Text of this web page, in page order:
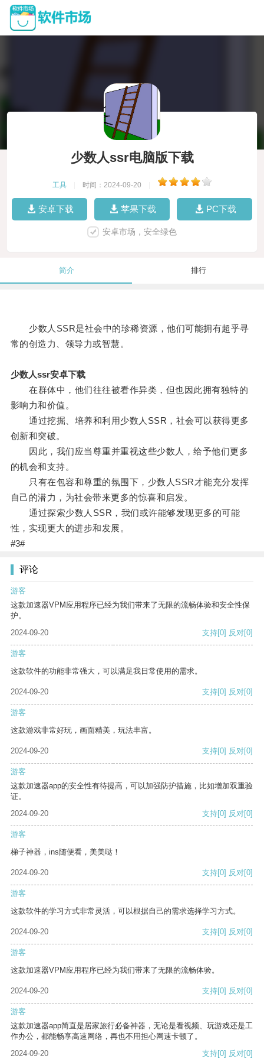
少数人ssr电脑版下载
工具 时间：2024-09-20
安卓下载 苹果下载 PC下载
安卓市场，安全绿色
简介 排行
少数人SSR是社会中的珍稀资源，他们可能拥有超乎寻
常的创造力、领导力或智慧。
少数人ssr安卓下载
在群体中，他们往往被看作异类，但也因此拥有独特的
影响力和价值。
通过挖掘、培养和利用少数人SSR，社会可以获得更多
创新和突破。
因此，我们应当尊重并重视这些少数人，给予他们更多
的机会和支持。
只有在包容和尊重的氛围下，少数人SSR才能充分发挥
自己的潜力，为社会带来更多的惊喜和启发。
通过探索少数人SSR，我们或许能够发现更多的可能
性，实现更大的进步和发展。
#3#
评论
游客
这款加速器VPM应用程序已经为我们带来了无限的流畅体验和安全性保
护。
2024-09-20
支持[0] 反对[0]
游客
这款软件的功能非常强大，可以满足我日常使用的需求。
2024-09-20 支持[0] 反对[0]
游客
这款游戏非常好玩，画面精美，玩法丰富。
2024-09-20 支持[0] 反对[0]
游客
这款加速器app的安全性有待提高，可以加强防护措施，比如增加双重验
证。
2024-09-20
支持[0] 反对[0]
游客
梯子神器，ins随便看，美美哒！
2024-09-20 支持[0] 反对[0]
游客
这款软件的学习方式非常灵活，可以根据自己的需求选择学习方式。
2024-09-20 支持[0] 反对[0]
游客
这款加速器VPM应用程序已经为我们带来了无限的流畅体验。
2024-09-20 支持[0] 反对[0]
游客
这款加速器app简直是居家旅行必备神器，无论是看视频、玩游戏还是工
作办公，都能畅享高速网络，再也不用担心网速卡顿了。
2024-09-20
支持[0] 反对[0]